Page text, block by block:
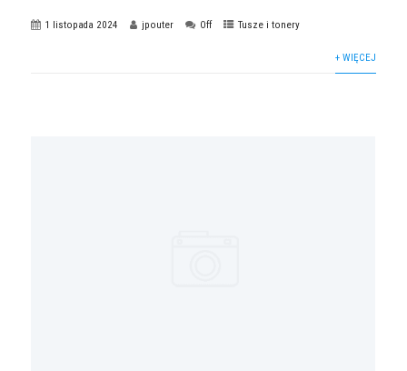
1 listopada 2024 jpouter Off Tusze i tonery
+ WIĘCEJ